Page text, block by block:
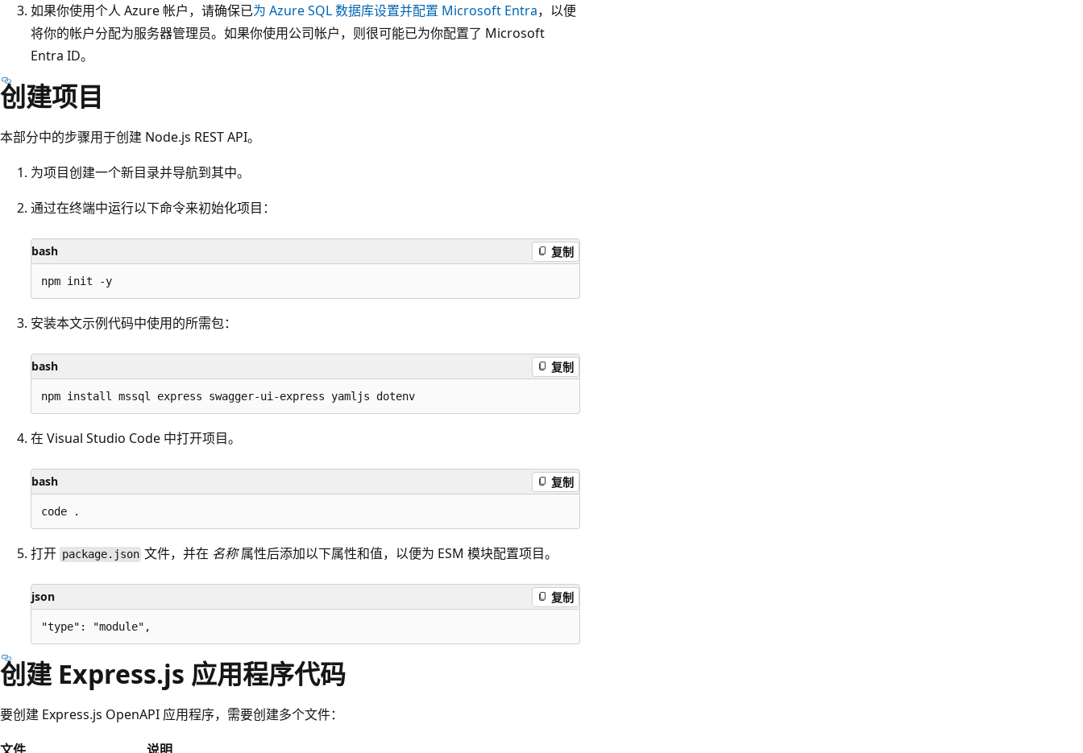
如果你使用个人 Azure 帐户，请确保已为 Azure SQL 数据库设置并配置 Microsoft Entra，以便
将你的帐户分配为服务器管理员。如果你使用公司帐户，则很可能已为你配置了 Microsoft
Entra ID。
创建项目
本部分中的步骤用于创建 Node.js REST API。
为项目创建一个新目录并导航到其中。
通过在终端中运行以下命令来初始化项目：
bash 复制
安装本文示例代码中使用的所需包：
bash 复制
在 Visual Studio Code 中打开项目。
bash 复制
打开 package.json 文件，并在 名称属性后添加以下属性和值，以便为 ESM 模块配置项目。
json 复制
创建 Express.js 应用程序代码
要创建 Express.js OpenAPI 应用程序，需要创建多个文件：